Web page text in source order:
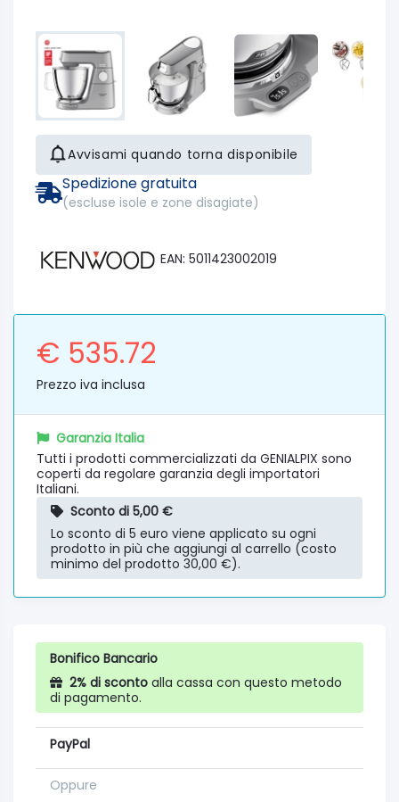
Avvisami quando torna disponibile
Spedizione gratuita
(escluse isole e zone disagiate)
EAN: 5011423002019
€ 535.72
Prezzo iva inclusa
Garanzia Italia
Tutti i prodotti commercializzati da GENIALPIX sono
coperti da regolare garanzia degli importatori
Italiani.
Sconto di 5,00 €
Lo sconto di 5 euro viene applicato su ogni
prodotto in più che aggiungi al carrello (costo
minimo del prodotto 30,00 €).
Bonifico Bancario
2% di sconto alla cassa con questo metodo
di pagamento.
PayPal
Oppure